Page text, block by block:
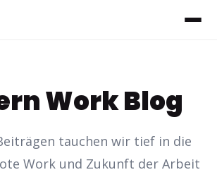
Work Blog
tauchen wir tief in die
Work und Zukunft der Arbeit